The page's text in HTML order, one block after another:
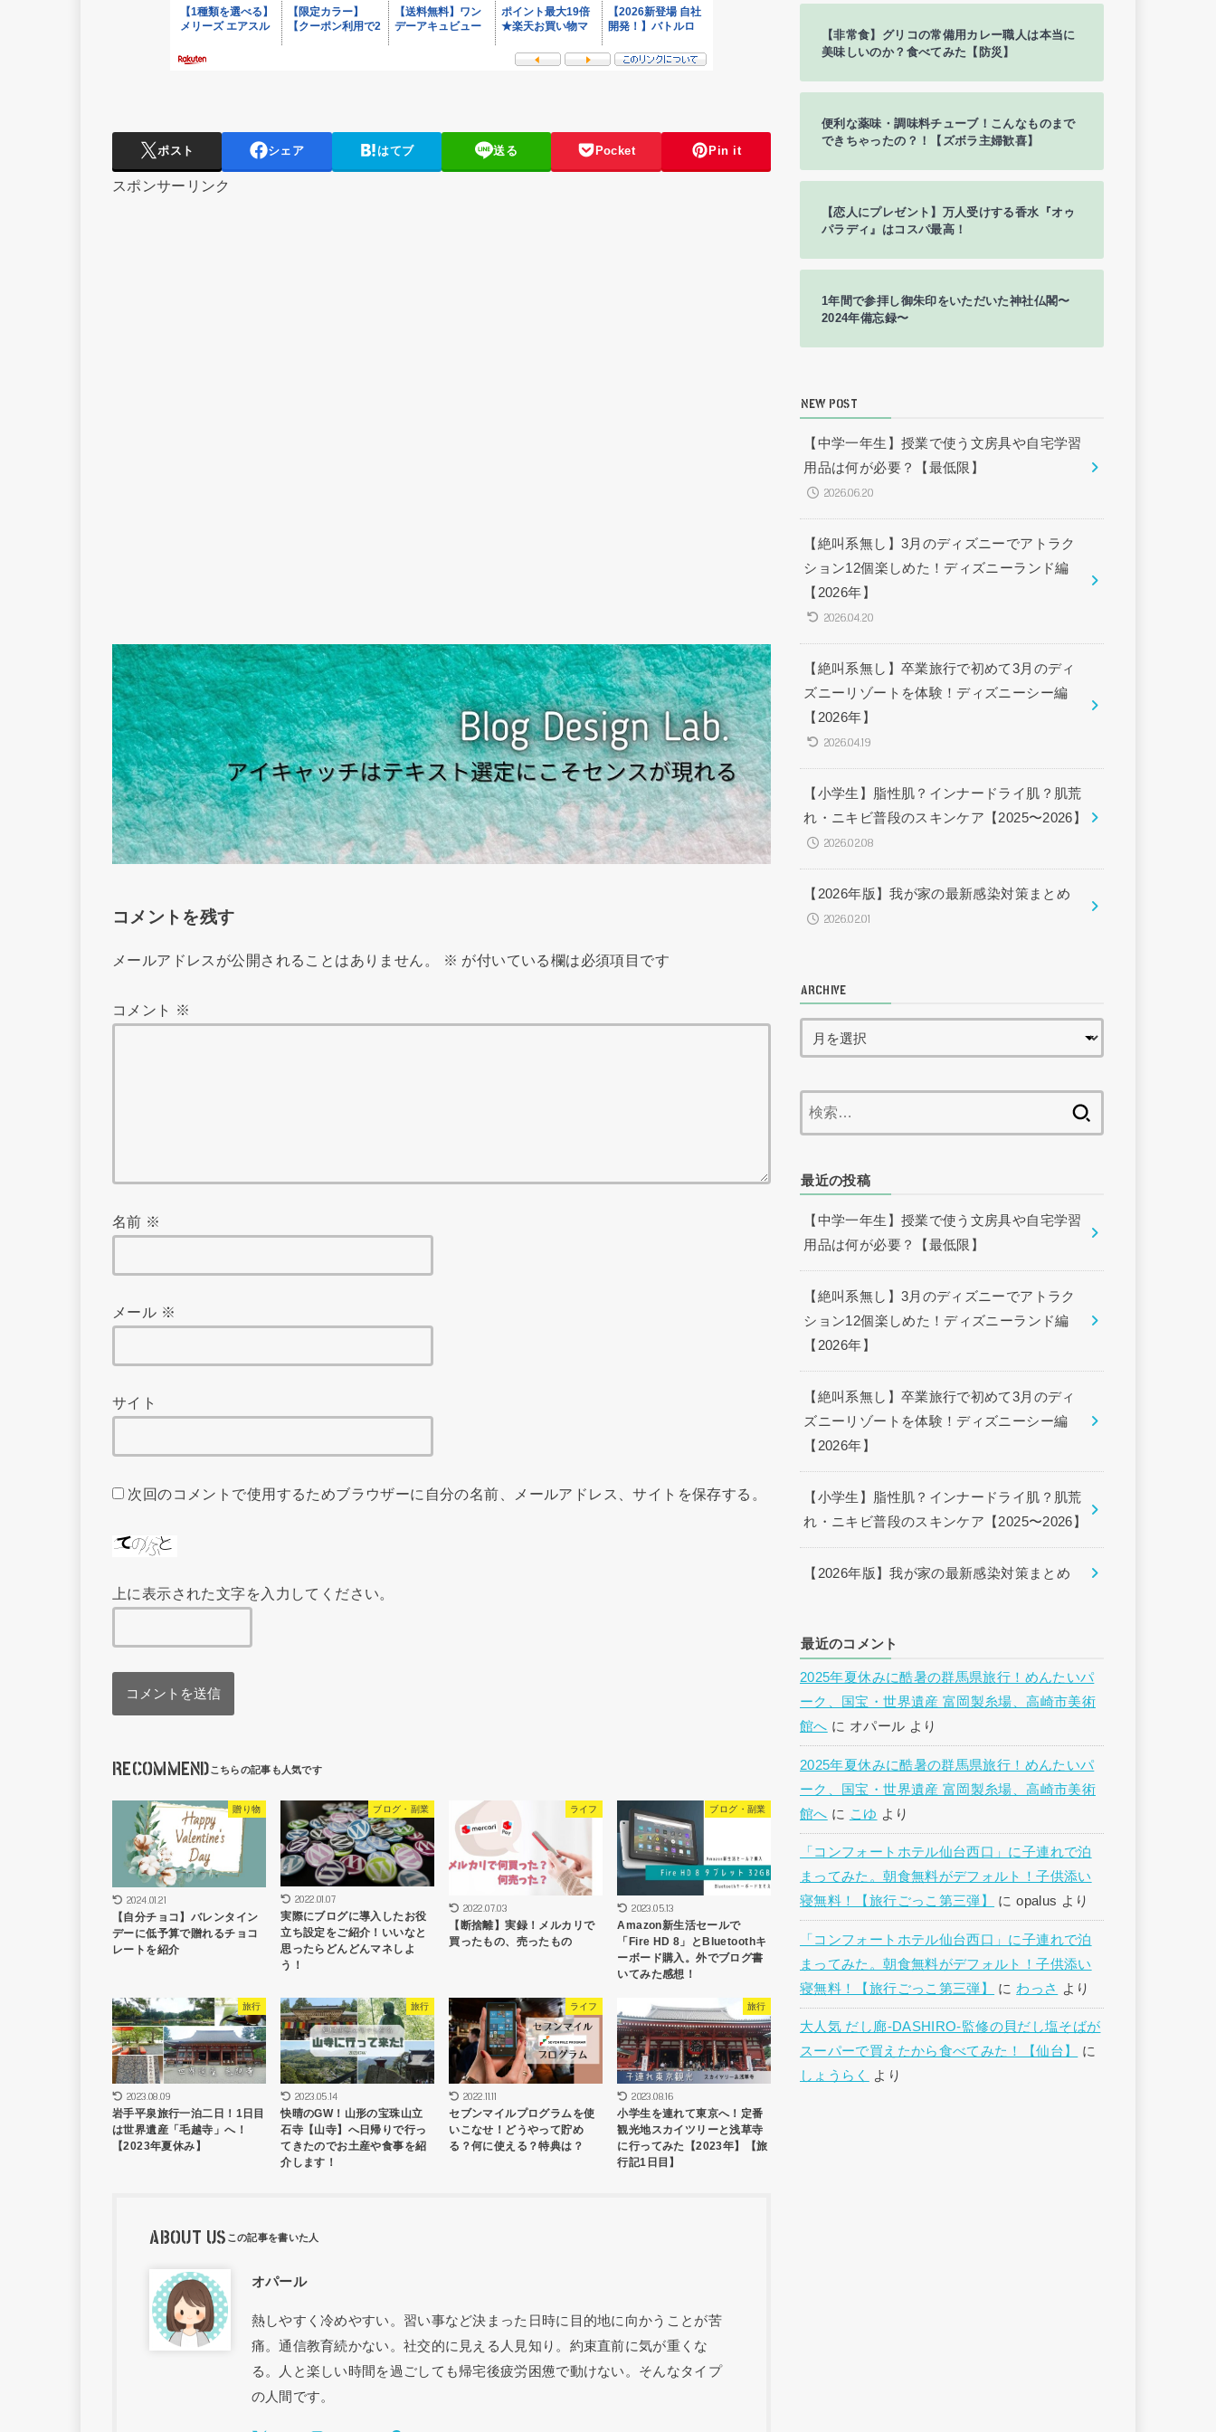
ポスト シェア はてブ 送る Pocket Pin it
スポンサーリンク
コメントを残す
メールアドレスが公開されることはありません。 ※ が付いている欄は必須項目です
コメント ※
名前 ※
メール ※
サイト
次回のコメントで使用するためブラウザーに自分の名前、メールアドレス、サイトを保存する。
上に表示された文字を入力してください。
RECOMMEND
贈り物
2024.01.21
【自分チョコ】バレンタイン
デーに低予算で贈れるチョコ
レートを紹介
ブログ・副業
2022.01.07
実際にブログに導入したお役
立ち設定をご紹介！いいなと
思ったらどんどんマネしよ
う！
ライフ
2022.07.03
【断捨離】実録！メルカリで
買ったもの、売ったもの
ブログ・副業
2023.05.13
Amazon新生活セールで
「Fire HD 8」とBluetoothキ
ーボード購入。外でブログ書
いてみた感想！
旅行
2023.08.09
岩手平泉旅行一泊二日！1日目
は世界遺産「毛越寺」へ！
【2023年夏休み】
旅行
2023.05.14
快晴のGW！山形の宝珠山立
石寺【山寺】へ日帰りで行っ
てきたのでお土産や食事を紹
介します！
ライフ
2022.11.11
セブンマイルプログラムを使
いこなせ！どうやって貯め
る？何に使える？特典は？
旅行
2023.08.16
小学生を連れて東京へ！定番
観光地スカイツリーと浅草寺
に行ってみた【2023年】【旅
行記1日目】
ABOUT US
オパール
熱しやすく冷めやすい。習い事など決まった日時に目的地に向かうことが苦
痛。通信教育続かない。社交的に見える人見知り。約束直前に気が重くな
る。人と楽しい時間を過ごしても帰宅後疲労困憊で動けない。そんなタイプ
の人間です。
【非常食】グリコの常備用カレー職人は本当に
美味しいのか？食べてみた【防災】
便利な薬味・調味料チューブ！こんなものまで
できちゃったの？！【ズボラ主婦歓喜】
【恋人にプレゼント】万人受けする香水『オゥ
パラディ』はコスパ最高！
1年間で参拝し御朱印をいただいた神社仏閣〜
2024年備忘録〜
NEW POST
【中学一年生】授業で使う文房具や自宅学習
用品は何が必要？【最低限】
2026.06.20
【絶叫系無し】3月のディズニーでアトラク
ション12個楽しめた！ディズニーランド編
【2026年】
2026.04.20
【絶叫系無し】卒業旅行で初めて3月のディ
ズニーリゾートを体験！ディズニーシー編
【2026年】
2026.04.19
【小学生】脂性肌？インナードライ肌？肌荒
れ・ニキビ普段のスキンケア【2025〜2026】
2026.02.08
【2026年版】我が家の最新感染対策まとめ
2026.02.01
ARCHIVE
最近の投稿
【中学一年生】授業で使う文房具や自宅学習
用品は何が必要？【最低限】
【絶叫系無し】3月のディズニーでアトラク
ション12個楽しめた！ディズニーランド編
【2026年】
【絶叫系無し】卒業旅行で初めて3月のディ
ズニーリゾートを体験！ディズニーシー編
【2026年】
【小学生】脂性肌？インナードライ肌？肌荒
れ・ニキビ普段のスキンケア【2025〜2026】
【2026年版】我が家の最新感染対策まとめ
最近のコメント
2025年夏休みに酷暑の群馬県旅行！めんたいパ
ーク、国宝・世界遺産 富岡製糸場、高崎市美術
館へ に オパール より
2025年夏休みに酷暑の群馬県旅行！めんたいパ
ーク、国宝・世界遺産 富岡製糸場、高崎市美術
館へ に こゆ より
「コンフォートホテル仙台西口」に子連れで泊
まってみた。朝食無料がデフォルト！子供添い
寝無料！【旅行ごっこ第三弾】
にopalus より
「コンフォートホテル仙台西口」に子連れで泊
まってみた。朝食無料がデフォルト！子供添い
寝無料！【旅行ごっこ第三弾】
に わっさ より
大人気 だし廊-DASHIRO-監修の貝だし塩そばが
スーパーで買えたから食べてみた！【仙台】
に
しょうらく
より